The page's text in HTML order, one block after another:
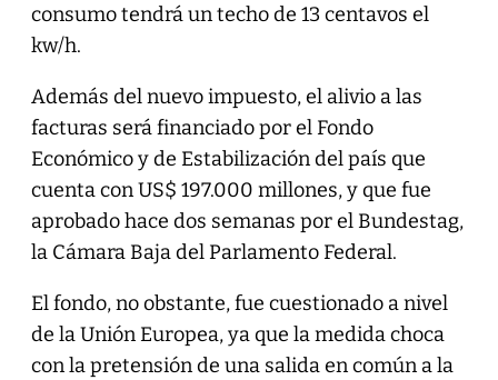
consumo tendrá un techo de 13 centavos el
kw/h.
Además del nuevo impuesto, el alivio a las
facturas será financiado por el Fondo
Económico y de Estabilización del país que
cuenta con US$ 197.000 millones, y que fue
aprobado hace dos semanas por el Bundestag,
la Cámara Baja del Parlamento Federal.
El fondo, no obstante, fue cuestionado a nivel
de la Unión Europea, ya que la medida choca
con la pretensión de una salida en común a la